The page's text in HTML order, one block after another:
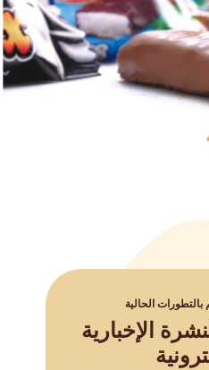
الإخبارية